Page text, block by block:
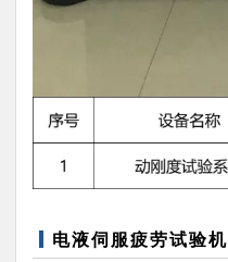
电液伺服疲劳试验机